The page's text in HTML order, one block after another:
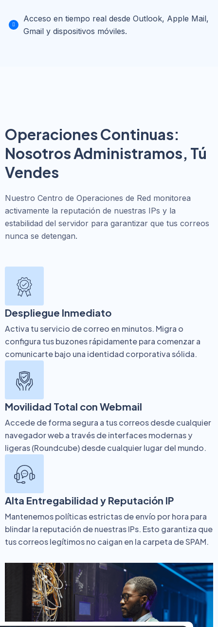
Acceso en tiempo real desde Outlook, Apple Mail,
Gmail y dispositivos móviles.
Operaciones Continuas:
Nosotros Administramos, Tú
Vendes
Nuestro Centro de Operaciones de Red monitorea
activamente la reputación de nuestras IPs y la
estabilidad del servidor para garantizar que tus correos
nunca se detengan.
Despliegue Inmediato
Activa tu servicio de correo en minutos. Migra o
configura tus buzones rápidamente para comenzar a
comunicarte bajo una identidad corporativa sólida.
Movilidad Total con Webmail
Accede de forma segura a tus correos desde cualquier
navegador web a través de interfaces modernas y
ligeras (Roundcube) desde cualquier lugar del mundo.
Alta Entregabilidad y Reputación IP
Mantenemos políticas estrictas de envío por hora para
blindar la reputación de nuestras IPs. Esto garantiza que
tus correos legítimos no caigan en la carpeta de SPAM.